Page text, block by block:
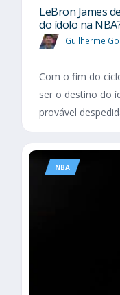
LeBron James
do ídolo na
Guilherme
Com o fim do
ser o destino do
provável
NBA